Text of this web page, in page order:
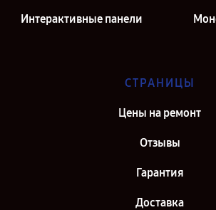
Интерактивные панели
СТРАНИЦЫ
Цены на ремонт
Отзывы
Гарантия
Доставка